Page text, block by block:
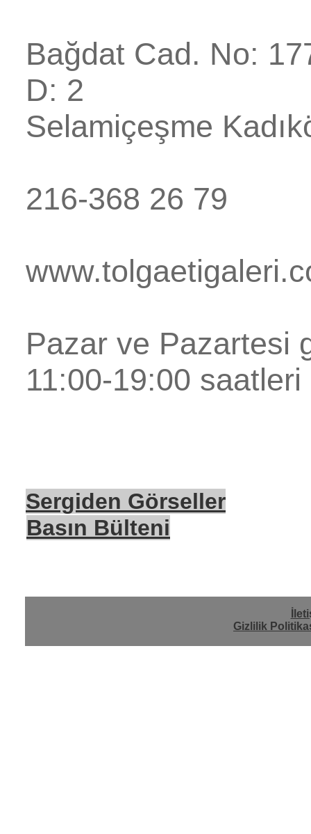
Bağdat Cad. No:
D: 2
Selamiçeşme
216-368 26 79
Pazar ve Pazartesi
11:00-19:00
Sergiden Görseller
Basın Bülteni
Gizlilik